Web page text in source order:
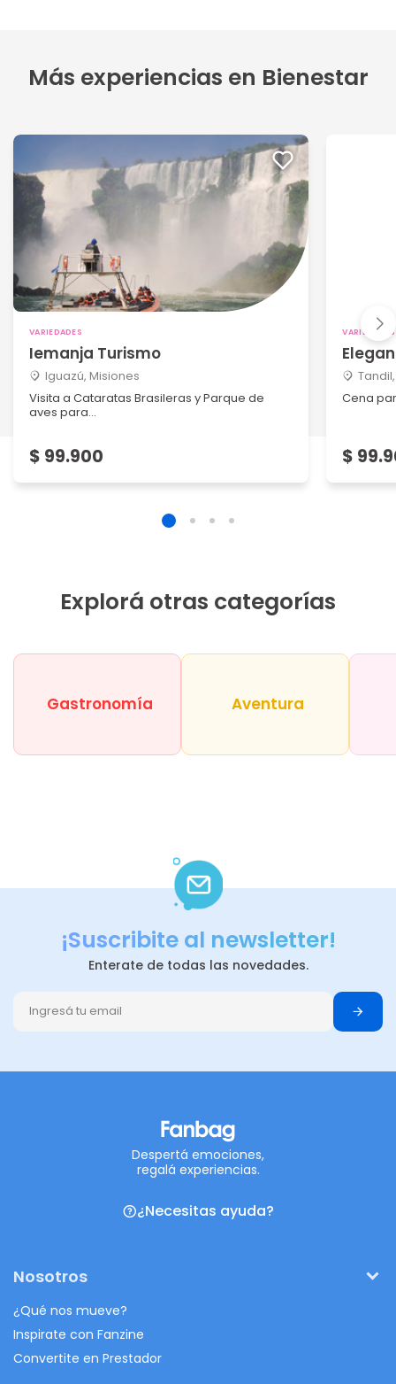
Más experiencias en Bienestar
VARIEDADES
Iemanja Turismo
Iguazú, Misiones
Visita a Cataratas Brasileras y Parque de
aves para...
$ 99.900
VARIEDADES
Cena
$
Explorá otras categorías
Gastronomía Aventura
¡Suscribite al newsletter!
Enterate de todas las novedades.
Despertá emociones,
regalá experiencias.
¿Necesitas ayuda?
Nosotros
¿Qué nos mueve?
Inspirate con Fanzine
Convertite en Prestador